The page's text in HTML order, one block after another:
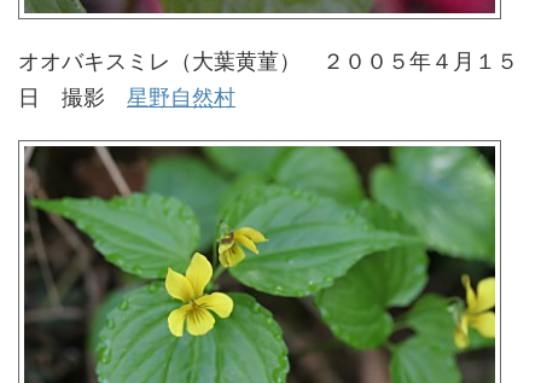
オオバキスミレ（大葉黄菫） ２００５年４月１５
日 撮影 星野自然村